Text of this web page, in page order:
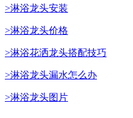
>淋浴龙头安装
>淋浴龙头价格
>淋浴花洒龙头搭配技巧
>淋浴龙头漏水怎么办
>淋浴龙头图片